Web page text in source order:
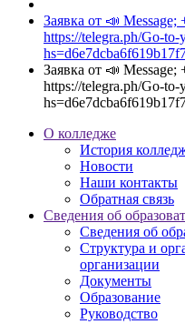
Заявка от 📣
https://telegra.ph/Go-
Заявка от 📣
https://telegra.ph/Go-
О колледже
История
Новости
Наши контакты
Обратная связь
Сведения об
Сведения об
Структура и
организации
Документы
Образование
Руководство